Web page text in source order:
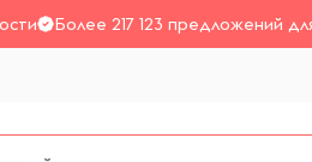
Более 217 123 предложений